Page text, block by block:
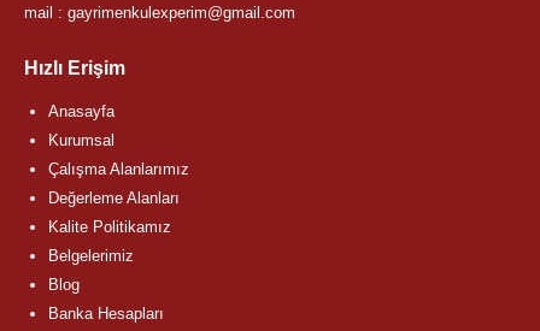
mail : gayrimenkulexperim@gmail.com
Hızlı Erişim
Anasayfa
Kurumsal
Çalışma Alanlarımız
Değerleme Alanları
Kalite Politikamız
Belgelerimiz
Blog
Banka Hesapları